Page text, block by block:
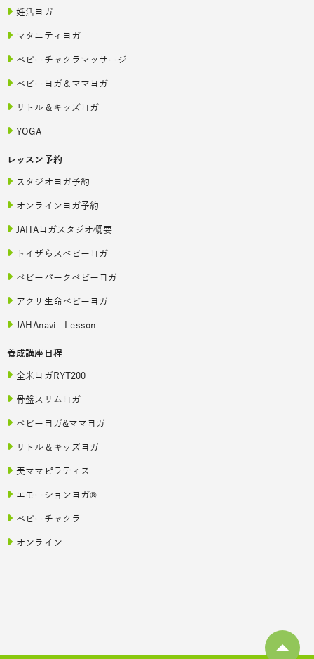
妊活ヨガ
マタニティヨガ
ベビーチャクラマッサージ
ベビーヨガ＆ママヨガ
リトル＆キッズヨガ
YOGA
レッスン予約
スタジオヨガ予約
オンラインヨガ予約
JAHAヨガスタジオ概要
トイザらスベビーヨガ
ベビーパークベビーヨガ
アクサ生命ベビーヨガ
JAHAnavi Lesson
養成講座日程
全米ヨガRYT200
骨盤スリムヨガ
ベビーヨガ&ママヨガ
リトル＆キッズヨガ
美ママピラティス
エモーションヨガ®
ベビーチャクラ
オンライン